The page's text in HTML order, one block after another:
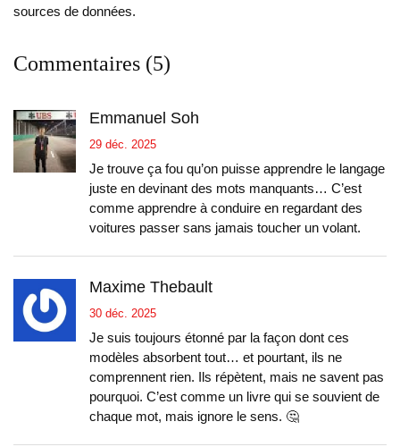
sources de données.
Commentaires (5)
Emmanuel Soh
29 déc. 2025
Je trouve ça fou qu’on puisse apprendre le langage
juste en devinant des mots manquants… C’est
comme apprendre à conduire en regardant des
voitures passer sans jamais toucher un volant.
Maxime Thebault
30 déc. 2025
Je suis toujours étonné par la façon dont ces
modèles absorbent tout… et pourtant, ils ne
comprennent rien. Ils répètent, mais ne savent pas
pourquoi. C’est comme un livre qui se souvient de
chaque mot, mais ignore le sens. 🤔